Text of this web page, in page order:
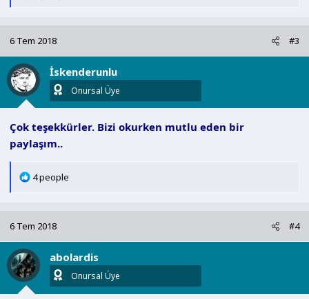
i
l
e
r
6 Tem 2018 #3
İskenderunlu
Onursal Üye
Çok teşekkürler. Bizi okurken mutlu eden bir
paylaşım..
T
i
l
e
r
4 people
6 Tem 2018 #4
abolardis
Onursal Üye